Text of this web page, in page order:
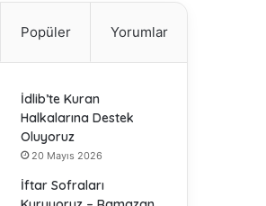
Popüler Yorumlar
İdlib’te Kuran
Halkalarına Destek
Oluyoruz
20 Mayıs 2026
İftar Sofraları